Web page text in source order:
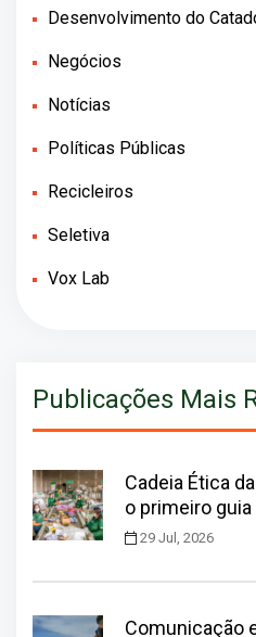
Desenvolvimento do
Negócios
Notícias
Políticas Públicas
Recicleiros
Seletiva
Vox Lab
Publicações Mais
Cadeia Ética
o primeiro
29 Jul, 2026
Comunicação